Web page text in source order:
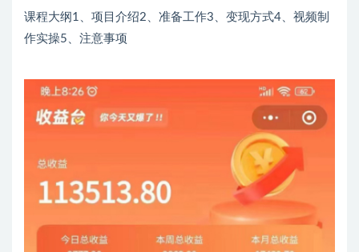
课程大纲1、项目介绍2、准备工作3、变现方式4、视频制
作实操5、注意事项